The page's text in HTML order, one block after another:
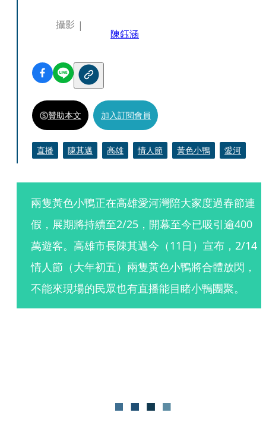
攝影
陳鈺涵
贊助本文 加入訂閱會員
直播 陳其邁 高雄 情人節 黃色小鴨 愛河
兩隻黃色小鴨正在高雄愛河灣陪大家度過春節連
假，展期將持續至2/25，開幕至今已吸引逾400
萬遊客。高雄市長陳其邁今（11日）宣布，2/14
情人節（大年初五）兩隻黃色小鴨將合體放閃，
不能來現場的民眾也有直播能目睹小鴨團聚。